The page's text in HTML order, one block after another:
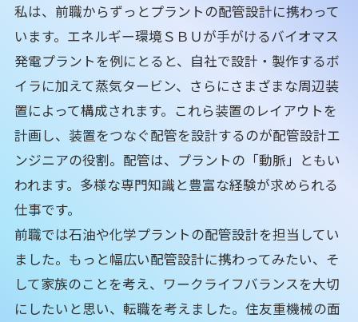
私は、前職からずっとプラントの配管設計に携わって
います。エネルギー環境ＳＢＵが手がけるバイオマス
発電プラントを例にとると、自社で設計・製作するボ
イラに加えて蒸気タービン、さらにさまざまな周辺装
置によって構成されます。これら装置のレイアウトを
計画し、装置をつなぐ配管を設計するのが配管設計エ
ンジニアの役割。配管は、プラントの「動脈」ともい
われます。多様な専門知識と豊富な経験が求められる
仕事です。
前職では石油や化学プラントの配管設計を担当してい
ました。もっと幅広い配管設計に携わってみたい、そ
して家族のことを考え、ワークライフバランスを大切
にしたいと思い、転職を考えました。住友重機械の面